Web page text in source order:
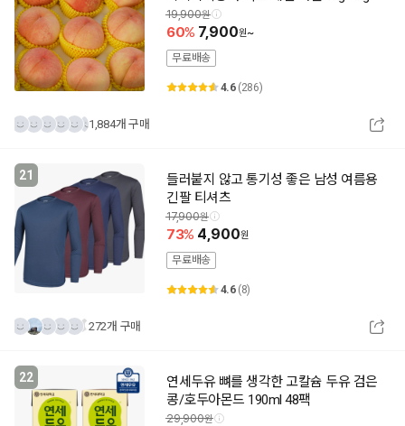
19,900
60 7,900
~
무료배송
4.6 (286)
1,884개 구매
21
들러붙지 않고 통기성 좋은 남성 여름용
긴팔 티셔츠
17,900
73 4,900
무료배송
4.6 (8)
272개 구매
22
연세두유 뼈를 생각한 고칼슘 두유 검은
콩/호두아몬드 190ml 48팩
29,900